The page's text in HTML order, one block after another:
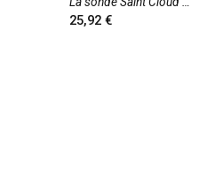
25,92